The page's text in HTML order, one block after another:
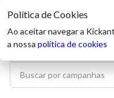
Política de Cookies
Ao aceitar navegar a
a nossa política de cookies